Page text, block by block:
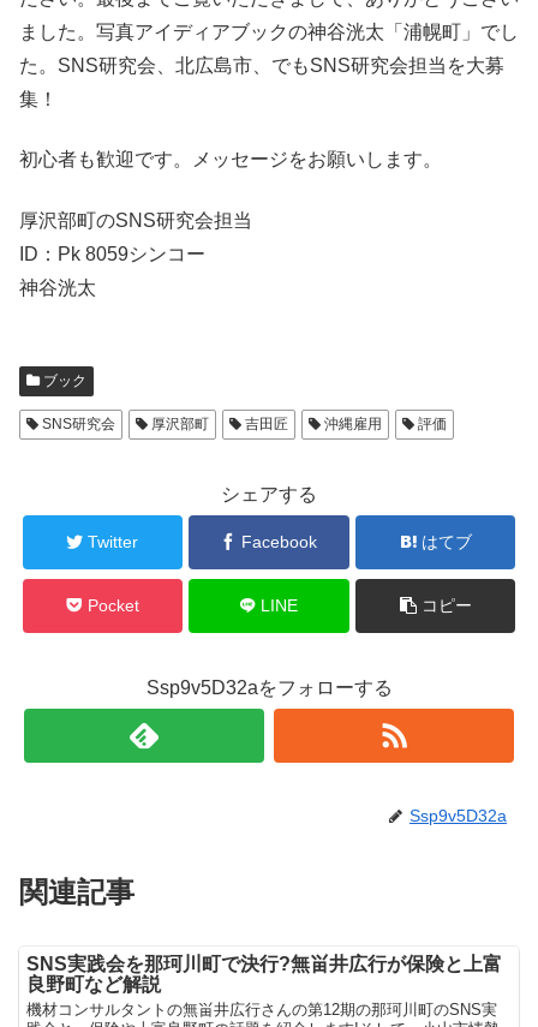
ました。写真アイディアブックの神谷洸太「浦幌町」でし
た。SNS研究会、北広島市、でもSNS研究会担当を大募
集！
初心者も歓迎です。メッセージをお願いします。
厚沢部町のSNS研究会担当
ID：Pk 8059シンコー
神谷洸太
ブック
SNS研究会 厚沢部町 吉田匠 沖縄雇用 評価
シェアする
Twitter Facebook はてブ
Pocket LINE コピー
Ssp9v5D32aをフォローする
Ssp9v5D32a
関連記事
SNS実践会を那珂川町で決行?無畄井広行が保険と上富
良野町など解説
機材コンサルタントの無畄井広行さんの第12期の那珂川町のSNS実